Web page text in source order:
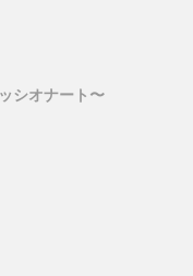
シオナート〜